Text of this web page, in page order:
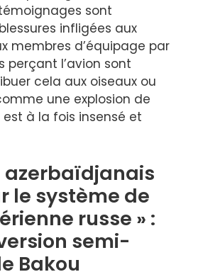
sont
infligées aux
membres d’équipage par
perçant l’avion sont
cela aux oiseaux ou
une explosion de
à la fois insensé et
azerbaïdjanais
le système de
russe » :
semi-
Bakou